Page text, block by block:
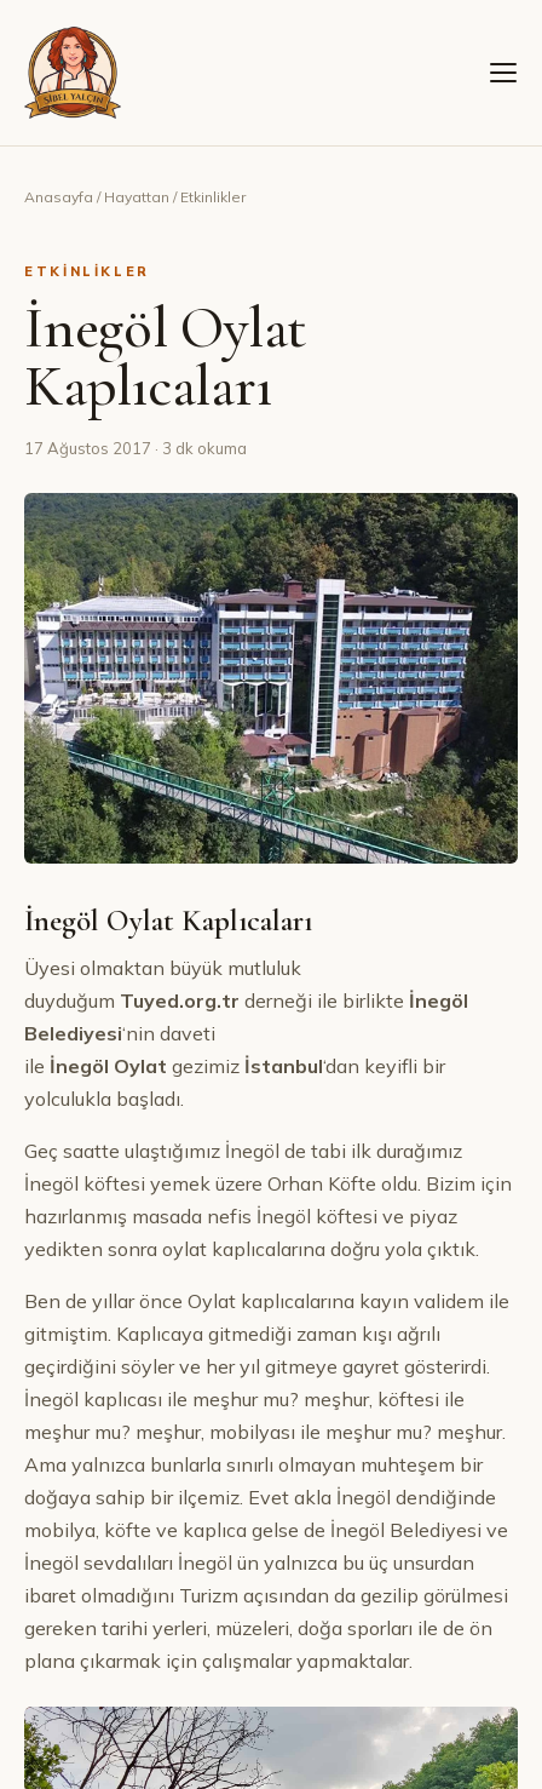
Anasayfa / Hayattan / Etkinlikler
ETKINLIKLER
İnegöl Oylat
Kaplıcaları
17 Ağustos 2017 · 3 dk okuma
İnegöl Oylat Kaplıcaları
Üyesi olmaktan büyük mutluluk
duyduğum Tuyed.org.tr derneği ile birlikte İnegöl
Belediyesi‘nin daveti
ile İnegöl Oylat gezimiz İstanbul‘dan keyifli bir
yolculukla başladı.
Geç saatte ulaştığımız İnegöl de tabi ilk durağımız
İnegöl köftesi yemek üzere Orhan Köfte oldu. Bizim için
hazırlanmış masada nefis İnegöl köftesi ve piyaz
yedikten sonra oylat kaplıcalarına doğru yola çıktık.
Ben de yıllar önce Oylat kaplıcalarına kayın validem ile
gitmiştim. Kaplıcaya gitmediği zaman kışı ağrılı
geçirdiğini söyler ve her yıl gitmeye gayret gösterirdi.
İnegöl kaplıcası ile meşhur mu? meşhur, köftesi ile
meşhur mu? meşhur, mobilyası ile meşhur mu? meşhur.
Ama yalnızca bunlarla sınırlı olmayan muhteşem bir
doğaya sahip bir ilçemiz. Evet akla İnegöl dendiğinde
mobilya, köfte ve kaplıca gelse de İnegöl Belediyesi ve
İnegöl sevdalıları İnegöl ün yalnızca bu üç unsurdan
ibaret olmadığını Turizm açısından da gezilip görülmesi
gereken tarihi yerleri, müzeleri, doğa sporları ile de ön
plana çıkarmak için çalışmalar yapmaktalar.